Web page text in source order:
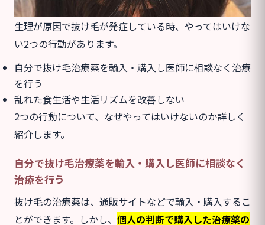
生理が原因で抜け毛が発症している時、やってはいけな
い2つの行動があります。
自分で抜け毛治療薬を輸入・購入し医師に相談なく治療
を行う
乱れた食生活や生活リズムを改善しない
2つの行動について、なぜやってはいけないのか詳しく
紹介します。
自分で抜け毛治療薬を輸入・購入し医師に相談なく
治療を行う
抜け毛の治療薬は、通販サイトなどで輸入・購入するこ
とができます。しかし、 個人の判断で購入した治療薬の